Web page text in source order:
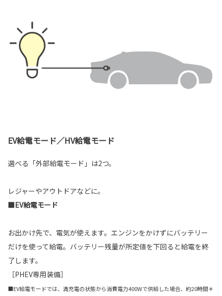
EV給電モード／HV給電モード
選べる「外部給電モード」は2つ。
レジャーやアウトドアなどに。
■EV給電モード
お出かけ先で、電気が使えます。エンジンをかけずにバッテリー
だけを使って給電。バッテリー残量が所定値を下回ると給電を終
了します。
［PHEV専用装備］
■EV給電モードでは、満充電の状態から消費電力400Wで供給した場合、約20時間＊